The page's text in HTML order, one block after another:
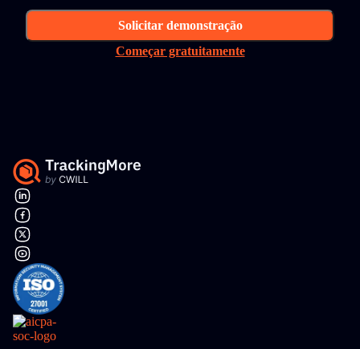
Solicitar demonstração
Começar gratuitamente